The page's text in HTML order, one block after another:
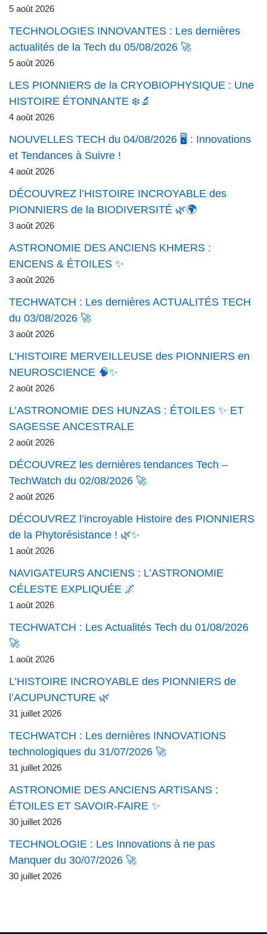
5 août 2026
TECHNOLOGIES INNOVANTES : Les dernières
actualités de la Tech du 05/08/2026 🚀
5 août 2026
LES PIONNIERS de la CRYOBIOPHYSIQUE : Une
HISTOIRE ÉTONNANTE ❄️🔬
4 août 2026
NOUVELLES TECH du 04/08/2026 🖥️ : Innovations
et Tendances à Suivre !
4 août 2026
DÉCOUVREZ l’HISTOIRE INCROYABLE des
PIONNIERS de la BIODIVERSITÉ 🌿🌍
3 août 2026
ASTRONOMIE DES ANCIENS KHMERS :
ENCENS & ÉTOILES ✨
3 août 2026
TECHWATCH : Les dernières ACTUALITÉS TECH
du 03/08/2026 🚀
3 août 2026
L’HISTOIRE MERVEILLEUSE des PIONNIERS en
NEUROSCIENCE 🧠✨
2 août 2026
L’ASTRONOMIE DES HUNZAS : ÉTOILES ✨ ET
SAGESSE ANCESTRALE
2 août 2026
DÉCOUVREZ les dernières tendances Tech –
TechWatch du 02/08/2026 🚀
2 août 2026
DÉCOUVREZ l’incroyable Histoire des PIONNIERS
de la Phytorésistance ! 🌿✨
1 août 2026
NAVIGATEURS ANCIENS : L’ASTRONOMIE
CÉLESTE EXPLIQUÉE 🌌
1 août 2026
TECHWATCH : Les Actualités Tech du 01/08/2026
🚀
1 août 2026
L’HISTOIRE INCROYABLE des PIONNIERS de
l’ACUPUNCTURE 🌿
31 juillet 2026
TECHWATCH : Les dernières INNOVATIONS
technologiques du 31/07/2026 🚀
31 juillet 2026
ASTRONOMIE DES ANCIENS ARTISANS :
ÉTOILES ET SAVOIR-FAIRE ✨
30 juillet 2026
TECHNOLOGIE : Les Innovations à ne pas
Manquer du 30/07/2026 🚀
30 juillet 2026